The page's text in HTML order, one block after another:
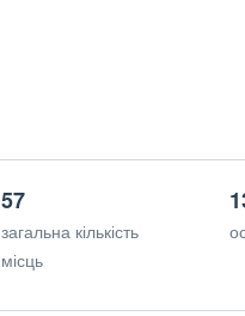
57
загальна кількість
місць